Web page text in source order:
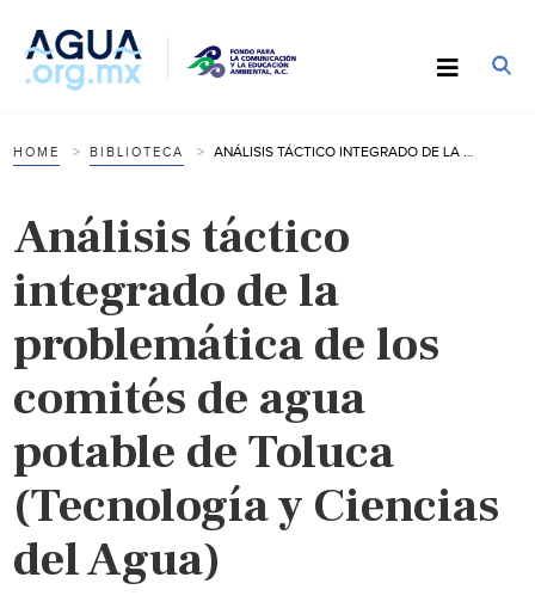
HOME BIBLIOTECA
Análisis táctico
integrado de la
problemática de los
comités de agua
potable de Toluca
(Tecnología y Ciencias
del Agua)